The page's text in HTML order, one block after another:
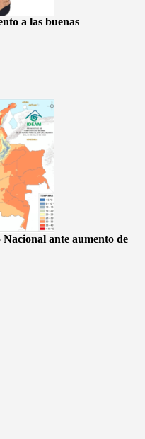
a las buenas
ante aumento de